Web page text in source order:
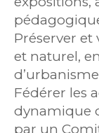
Préserver
et naturel,
Fédérer les
dynamique
par un